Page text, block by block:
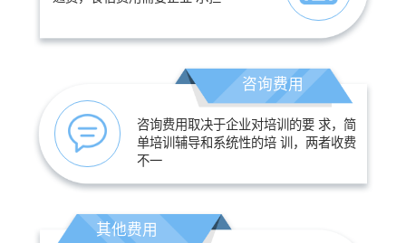
咨询费用
咨询费用取决于企业对培训的要 求，简
单培训辅导和系统性的培 训，两者收费
不一
其他费用